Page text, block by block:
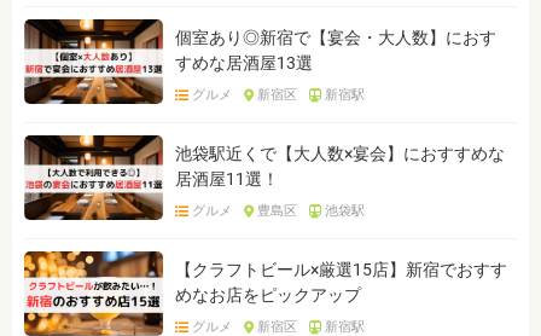
個室あり◎新宿で【宴会・大人数】におす
すめな居酒屋13選
グルメ 新宿区 新宿駅
池袋駅近くで【大人数×宴会】におすすめな
居酒屋11選！
グルメ 豊島区 池袋駅
【クラフトビール×厳選15店】新宿でおすす
めなお店をピックアップ
グルメ 新宿区 新宿駅